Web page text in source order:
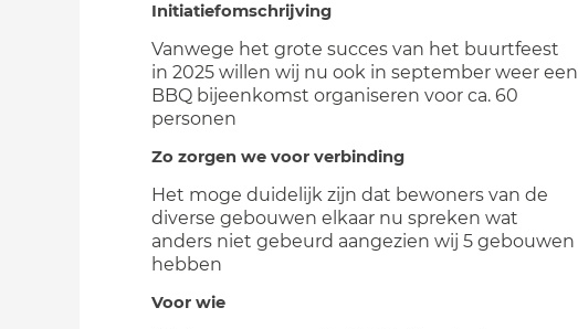
Initiatiefomschrijving
Vanwege het grote succes van het buurtfeest
in 2025 willen wij nu ook in september weer een
BBQ bijeenkomst organiseren voor ca. 60
personen
Zo zorgen we voor verbinding
Het moge duidelijk zijn dat bewoners van de
diverse gebouwen elkaar nu spreken wat
anders niet gebeurd aangezien wij 5 gebouwen
hebben
Voor wie